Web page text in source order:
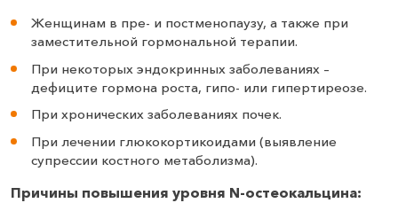
Женщинам в пре- и постменопаузу, а также при
заместительной гормональной терапии.
При некоторых эндокринных заболеваниях –
дефиците гормона роста, гипо- или гипертиреозе.
При хронических заболеваниях почек.
При лечении глюкокортикоидами (выявление
супрессии костного метаболизма).
Причины повышения уровня N-остеокальцина: